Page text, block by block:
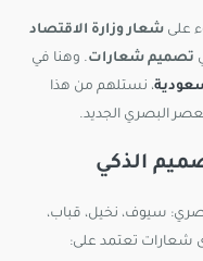
على شعار وزارة الاقتصاد
تصميم شعارات. وهنا في
، نستلهم من هذا
البصري الجديد.
الذكي
سيوف، نخيل، قباب،
شعارات تعتمد على: